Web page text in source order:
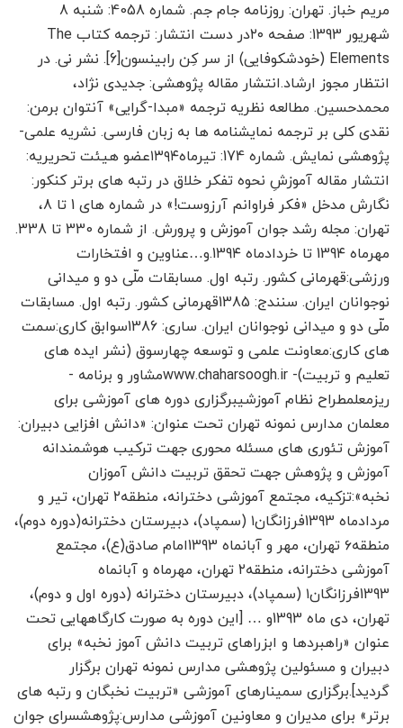
مریم خباز. تهران: روزنامه جام جم. شماره 4058: شنبه 8
شهریور 1393: صفحه ۲۰در دست انتشار: ترجمه کتاب The
Elements (خودشکوفایی) از سر کِن رابینسون[6]. نشر نی. در
انتظار مجوز ارشاد.انتشار مقاله پژوهشی: جدیدی نژاد،
محمدحسین. مطالعه نظریه ترجمه «مبدا-گرایی» آنتوان برمن:
نقدی کلی بر ترجمه نمایشنامه ها به زبان فارسی. نشریه علمی-
پژوهشی نمایش. شماره 174: تیرماه۱۳۹۴عضو هیئت تحریریه:
انتشار مقاله آموزشِ نحوه تفکر خلاق در رتبه های برتر کنکور:
نگارش مدخل «فکر فراوانم آرزوست!» در شماره های 1 تا 8،
تهران: مجله رشد جوان آموزش و پرورش. از شماره 330 تا 338.
مهرماه 139۴ تا خردادماه 139۴.و…عناوین و افتخارات
ورزشی:قهرمانی کشور. رتبه اول. مسابقات ملّی دو و میدانی
نوجوانان ایران. سنندج: 1385قهرمانی کشور. رتبه اول. مسابقات
ملّی دو و میدانی نوجوانان ایران. ساری: 1386سوابق کاری:سمت
های کاری:معاونت علمی و توسعه چهارسوق (نشر ایده های
تعلیم و تربیت)- www.chaharsoogh.irمشاور و برنامه ­
ریزمعلمطراح نظام آموزشیبرگزاری دوره های آموزشی برای
معلمان مدارس نمونه تهران تحت عنوان: «دانش افزایی دبیران:
آموزش تئوری های مسئله محوری جهت ترکیب هوشمندانه
آموزش و پژوهش جهت تحقق تربیت دانش آموزان
نخبه»:تزکیه، مجتمع آموزشی دخترانه، منطقه۲ تهران، تیر و
مردادماه 1393فرزانگان۱ (سمپاد)، دبیرستان دخترانه(دوره دوم)،
منطقه۶ تهران، مهر و آبان­ماه 1393امام صادق(ع)، مجتمع
آموزشی دخترانه، منطقه۲ تهران، مهرماه و آبان­ماه
1393فرزانگان۱ (سمپاد)، دبیرستان دخترانه (دوره اول و دوم)،
تهران، دی ماه 1393و … [این دوره به صورت کارگاه­هایی تحت
عنوان «راهبردها و ابزراهای تربیت دانش آموز نخبه» برای
دبیران و مسئولین پژوهشی مدارس نمونه تهران برگزار
گردید].برگزاری سمینارهای آموزشی «تربیت نخبگان و رتبه های
برتر» برای مدیران و معاونین آموزشی مدارس:پژوهشسرای جوان